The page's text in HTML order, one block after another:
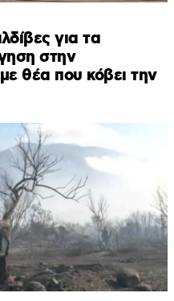
για τα
στην
θέα που κόβει την